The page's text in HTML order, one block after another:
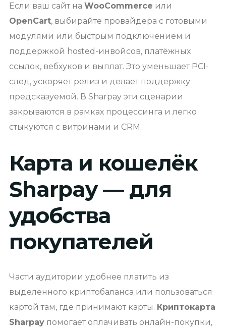
Если ваш сайт на WooCommerce или
OpenCart, выбирайте провайдера с готовыми
модулями или быстрым подключением и
поддержкой hosted-инвойсов, платёжных
ссылок, вебхуков и выплат. Это уменьшает PCI-
след, ускоряет релиз и делает поддержку
предсказуемой. В Sharpay эти сценарии
закрываются в рамках процессинга и легко
стыкуются с витринами и CRM.
Карта и кошелёк
Sharpay — для
удобства
покупателей
Части аудитории удобнее платить из
выделенного криптобаланса или пользоваться
картой там, где принимают карты. Криптокарта
Sharpay помогает оплачивать онлайн-покупки,